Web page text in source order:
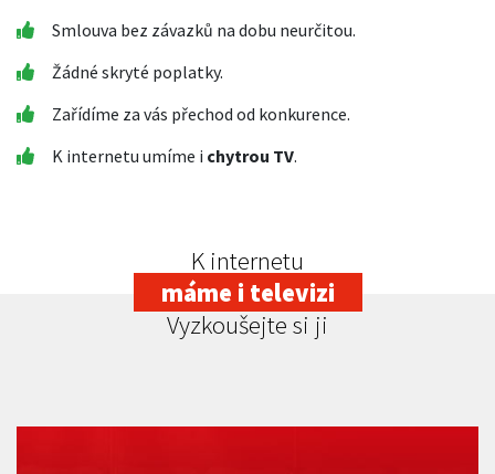
Smlouva bez závazků na dobu neurčitou.
Žádné skryté poplatky.
Zařídíme za vás přechod od konkurence.
K internetu umíme i chytrou TV.
K internetu
máme i televizi
Vyzkoušejte si ji